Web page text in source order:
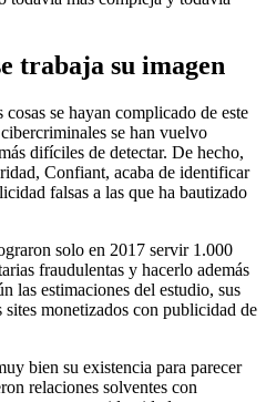
trabaja su imagen
se hayan complicado de este
se han vuelvo
difíciles de detectar. De hecho,
Confiant, acaba de identificar
falsas a las que ha bautizado
solo en 2017 servir 1.000
fraudulentas y hacerlo además
las estimaciones del estudio, sus
monetizados con publicidad de
bien su existencia para parecer
relaciones solventes con